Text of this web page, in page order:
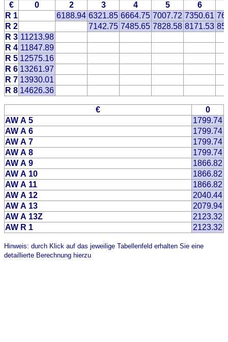
€ 0 2 3 4 5
6
R 1
6188.94 6321.85 6664.75 7007.72 7350.61
R 2
7142.75 7485.65 7828.58 8171.53
R 3 11213.98
R 4 11847.89
R 5 12575.16
R 6 13261.97
R 7 13930.01
R 8 14626.36
€
0
AW A 5
1799.74
AW A 6
1799.74
AW A 7
1799.74
AW A 8
1799.74
AW A 9
1866.82
AW A 10
1866.82
AW A 11
1866.82
AW A 12
2040.44
AW A 13
2079.94
AW A 13Z
2123.32
AW R 1
2123.32
Hinweis: durch Klick auf das jeweilige Tabellenfeld erhalten Sie eine
detaillierte Berechnung hierzu